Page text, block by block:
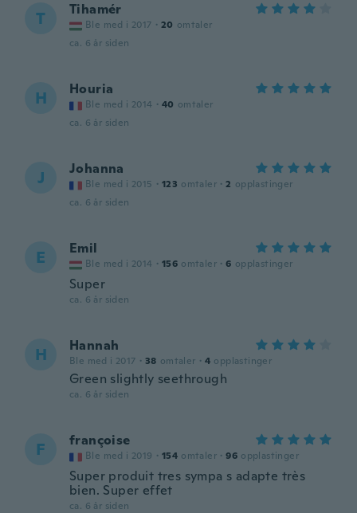
T Tihamér
Ble med i 2017 · 20 omtaler
ca. 6 år siden
H Houria
Ble med i 2014 · 40 omtaler
ca. 6 år siden
J Johanna
Ble med i 2015 · 123 omtaler · 2 opplastinger
ca. 6 år siden
E Emil
Ble med i 2014 · 156 omtaler · 6 opplastinger
Super
ca. 6 år siden
H Hannah
Ble med i 2017 · 38 omtaler · 4 opplastinger
Green slightly seethrough
ca. 6 år siden
F françoise
Ble med i 2019 · 154 omtaler · 96 opplastinger
Super produit tres sympa s adapte très
bien. Super effet
ca. 6 år siden